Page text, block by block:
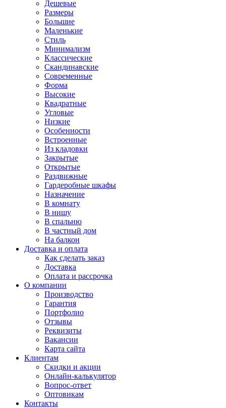
Дешевые
Размеры
Большие
Маленькие
Стиль
Минимализм
Классические
Скандинавские
Современные
Форма
Высокие
Квадратные
Угловые
Низкие
Особенности
Встроенные
Из кладовки
Закрытые
Открытые
Раздвижные
Гардеробные шкафы
Назначение
В комнату
В нишу
В спальню
В частный дом
На балкон
Доставка и оплата
Как сделать заказ
Доставка
Оплата и рассрочка
О компании
Производство
Гарантия
Портфолио
Отзывы
Реквизиты
Вакансии
Карта сайта
Клиентам
Скидки и акции
Онлайн-калькулятор
Вопрос-ответ
Оптовикам
Контакты